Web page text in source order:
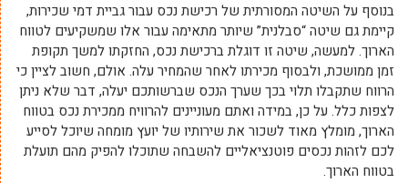
בנוסף על השיטה המסורתית של רכישת נכס עבור גביית דמי שכירות,
קיימת גם שיטה “סבלנית” שיותר מתאימה עבור אלו שמשקיעים לטווח
הארוך. למעשה, שיטה זו דוגלת ברכישת נכס, החזקתו למשך תקופת
זמן ממושכת, ולבסוף מכירתו לאחר שהמחיר עלה. אולם, חשוב לציין כי
הרווח שתקבלו תלוי בכך שערך הנכס שברשותכם יעלה, דבר שלא ניתן
לצפות כלל. על כן, במידה ואתם מעוניינים להרוויח ממכירת נכס בטווח
הארוך, מומלץ מאוד לשכור את שירותיו של יועץ מומחה שיוכל לסייע
לכם לזהות נכסים פוטנציאליים להשבחה שתוכלו להפיק מהם תועלת
בטווח הארוך.